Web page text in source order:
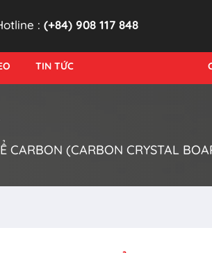
: (+84) 908 117 848
TIN TỨC
CARBON (CARBON CRYSTAL